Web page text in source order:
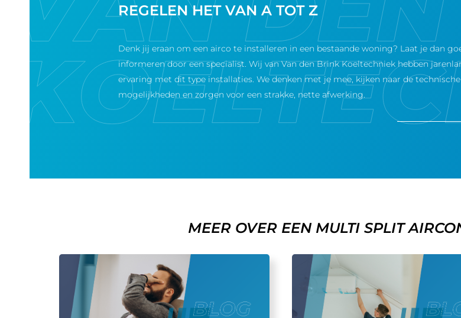
REGELEN HET VAN A TOT Z
Denk jij eraan om een airco te installeren in een bestaande woning? Laat je dan
informeren door een specialist. Wij van Van den Brink Koeltechniek hebben
ervaring met dit type installaties. We denken met je mee, kijken naar de technische
mogelijkheden en zorgen voor een strakke, nette afwerking.
MEER OVER EEN MULTI SPLIT